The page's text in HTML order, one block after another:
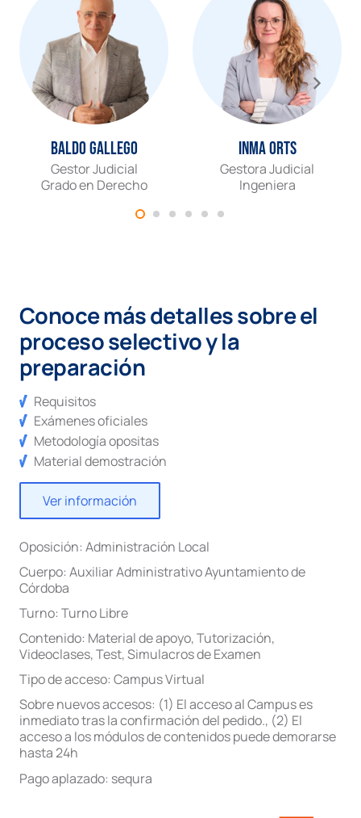
Baldo Gallego
Gestor Judicial
Grado en Derecho
Inma Orts
Gestora Judicial
Ingeniera
Conoce más detalles sobre el
proceso selectivo y la
preparación
Requisitos
Exámenes oficiales
Metodología opositas
Material demostración
Ver información
Oposición: Administración Local
Cuerpo: Auxiliar Administrativo Ayuntamiento de
Córdoba
Turno: Turno Libre
Contenido: Material de apoyo,Tutorización,
Videoclases,Test,Simulacros de Examen
Tipo de acceso: Campus Virtual
Sobre nuevos accesos: (1) El acceso al Campus es
inmediato tras la confirmación del pedido., (2) El
acceso a los módulos de contenidos puede demorarse
hasta 24h
Pago aplazado: sequra